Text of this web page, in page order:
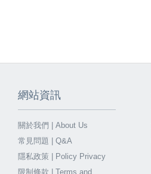
網站資訊
關於我們 | About Us
常見問題 | Q&A
隱私政策 | Policy Privacy
限制條款 | Terms and